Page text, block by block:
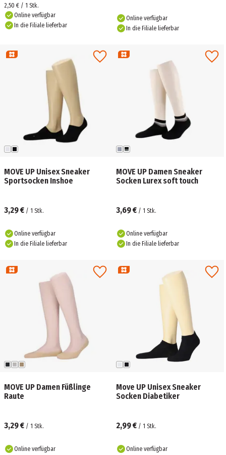
2,50 € / 1 Stk.
Online verfügbar
In die Filiale lieferbar
Online verfügbar
In die Filiale lieferbar
MOVE UP Unisex Sneaker
Sportsocken Inshoe
3,29 € / 1 Stk.
Online verfügbar
In die Filiale lieferbar
MOVE UP Damen Sneaker
Socken Lurex soft touch
3,69 € / 1 Stk.
Online verfügbar
In die Filiale lieferbar
MOVE UP Damen Füßlinge
Raute
3,29 € / 1 Stk.
Online verfügbar
Move UP Unisex Sneaker
Socken Diabetiker
2,99 € / 1 Stk.
Online verfügbar